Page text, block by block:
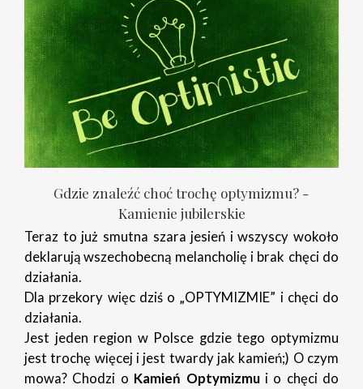
Gdzie znaleźć choć trochę optymizmu? -
Kamienie jubilerskie
Teraz to już smutna szara jesień i wszyscy wokoło
deklarują wszechobecną melancholię i brak chęci do
działania.
Dla przekory więc dziś o „OPTYMIZMIE” i chęci do
działania.
Jest jeden region w Polsce gdzie tego optymizmu
jest trochę więcej i jest twardy jak kamień;) O czym
mowa? Chodzi o Kamień Optymizmui o chęci do